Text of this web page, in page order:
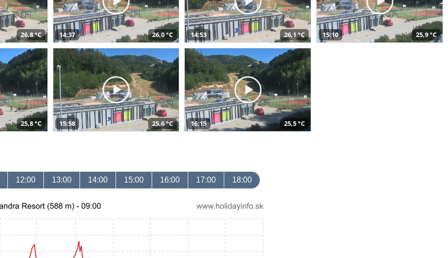
26,8 °C 14:37 26,0 °C 14:53 26,1 °C 15:10 25,9 °C
25,8 °C 15:58 25,6 °C 16:15 25,5 °C
12:00 13:00 14:00 15:00 16:00 17:00 18:00